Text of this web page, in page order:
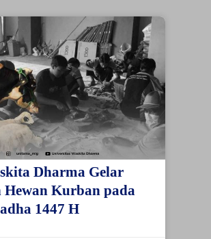
Dharma Gelar
Hewan Kurban pada
1447 H